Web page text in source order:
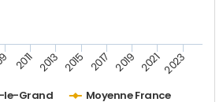
le-Grand Moyenne France
2011 2013 2015 2017 2019 2021 2023